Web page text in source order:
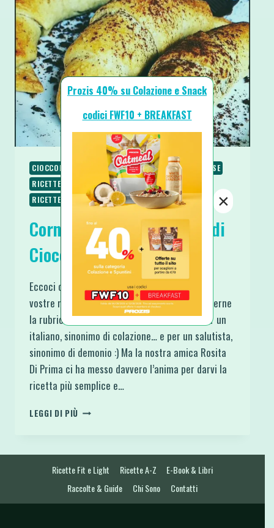
CIOCCOLATO COLAZIONE RICETTE
RICETTE BASE
RICETTE DOLCI
RICETTE VEGANE
RICETTE VEGETARIANE
Cornetti Fit Vegan Ripieni di
Cioccolato Fondente
Eccoci con un’altra ricetta Bomba presa dalle
vostre richieste su Facebook per quanto concerne
la rubrica Master Fit Chef. I cornetti sono, per un
italiano, sinonimo di colazione… e per un salutista,
sinonimo di demonio :) Ma la nostra amica Rosita
Di Prima ci ha messo davvero l’anima per darvi la
ricetta più semplice e…
LEGGI DI PIÙ CORNETTI
CIOCCOLATO
FONDENTE
Ricette Fit e Light Ricette A-Z
E-Book & Libri
Raccolte & Guide
Chi Sono Contatti
Prozis 40% su Colazione e Snack
codici FWF10 + BREAKFAST
×